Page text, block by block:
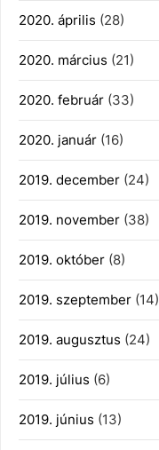
2020. április (28)
2020. március (21)
2020. február (33)
2020. január (16)
2019. december (24)
2019. november (38)
2019. október (8)
2019. szeptember (14)
2019. augusztus (24)
2019. július (6)
2019. június (13)